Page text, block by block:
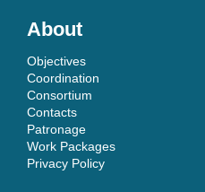
About
Objectives
Coordination
Consortium
Contacts
Patronage
Work Packages
Privacy Policy